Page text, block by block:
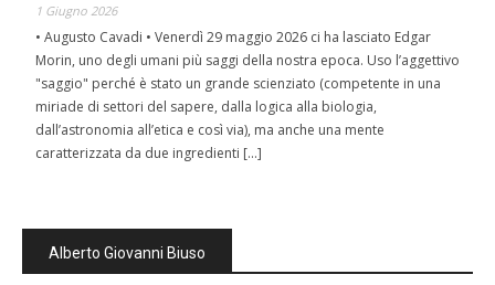
1 Giugno 2026
• Augusto Cavadi • Venerdì 29 maggio 2026 ci ha lasciato Edgar
Morin, uno degli umani più saggi della nostra epoca. Uso l’aggettivo
"saggio" perché è stato un grande scienziato (competente in una
miriade di settori del sapere, dalla logica alla biologia,
dall’astronomia all’etica e così via), ma anche una mente
caratterizzata da due ingredienti […]
Alberto Giovanni Biuso